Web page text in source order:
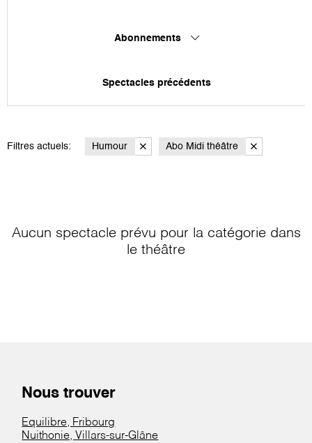
Abonnements
Spectacles précédents
Filtres actuels: Humour Abo Midi théâtre
Aucun spectacle prévu pour la catégorie dans
le théâtre
Nous trouver
Equilibre, Fribourg
Nuithonie, Villars-sur-Glâne